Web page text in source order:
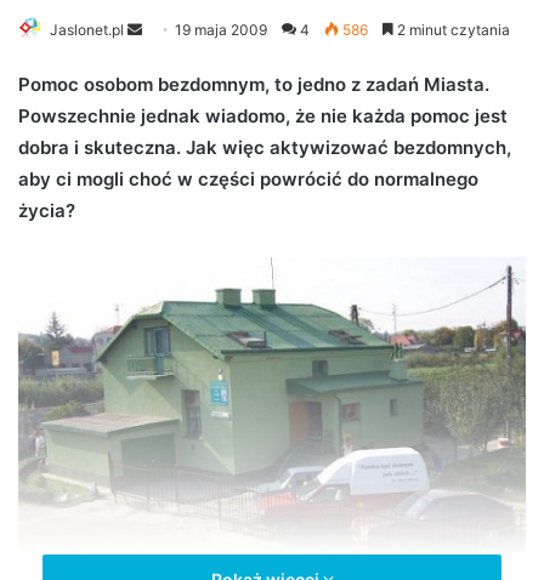
Jaslonet.pl
n
d
a
n
l
19 maja 2009 4 586 2 minut czytania
Pomoc osobom bezdomnym, to jedno z zadań Miasta.
Powszechnie jednak wiadomo, że nie każda pomoc jest
dobra i skuteczna. Jak więc aktywizować bezdomnych,
aby ci mogli choć w części powrócić do normalnego
życia?